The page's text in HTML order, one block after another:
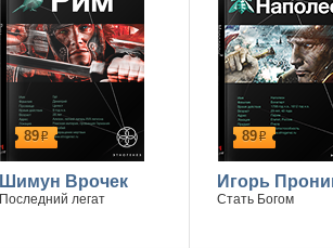
89р
Шимун Врочек
Последний легат
89р
Игорь
Стать Богом